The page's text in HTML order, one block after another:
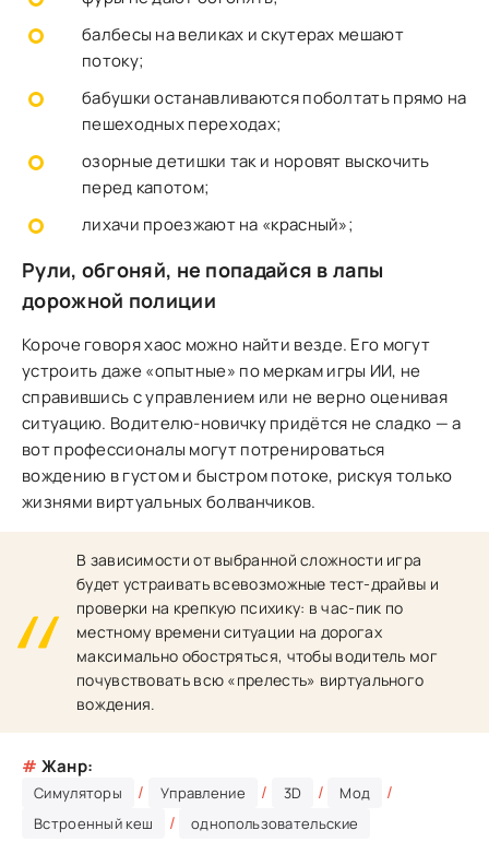
балбесы на великах и скутерах мешают
потоку;
бабушки останавливаются поболтать прямо на
пешеходных переходах;
озорные детишки так и норовят выскочить
перед капотом;
лихачи проезжают на «красный»;
Рули, обгоняй, не попадайся в лапы
дорожной полиции
Короче говоря хаос можно найти везде. Его могут
устроить даже «опытные» по меркам игры ИИ, не
справившись с управлением или не верно оценивая
ситуацию. Водителю-новичку придётся не сладко — а
вот профессионалы могут потренироваться
вождению в густом и быстром потоке, рискуя только
жизнями виртуальных болванчиков.
В зависимости от выбранной сложности игра
будет устраивать всевозможные тест-драйвы и
проверки на крепкую психику: в час-пик по
местному времени ситуации на дорогах
максимально обостряться, чтобы водитель мог
почувствовать всю «прелесть» виртуального
вождения.
# Жанр:
Симуляторы / Управление / 3D / Мод /
Встроенный кеш / однопользовательские